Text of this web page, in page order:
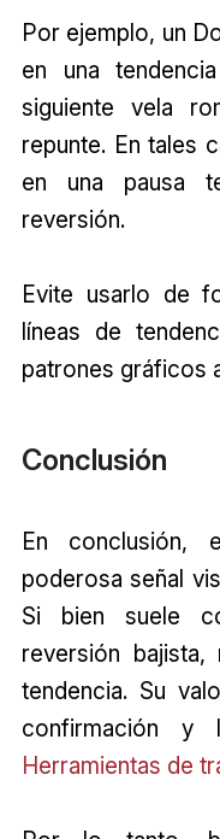
Por ejemplo, un
en una
siguiente vela
repunte. En tales
en una pausa
reversión.
Evite usarlo de
líneas de
patrones gráficos
Conclusión
En
poderosa señal
Si bien suele
reversión
tendencia. Su
confirmación y
Herramientas de